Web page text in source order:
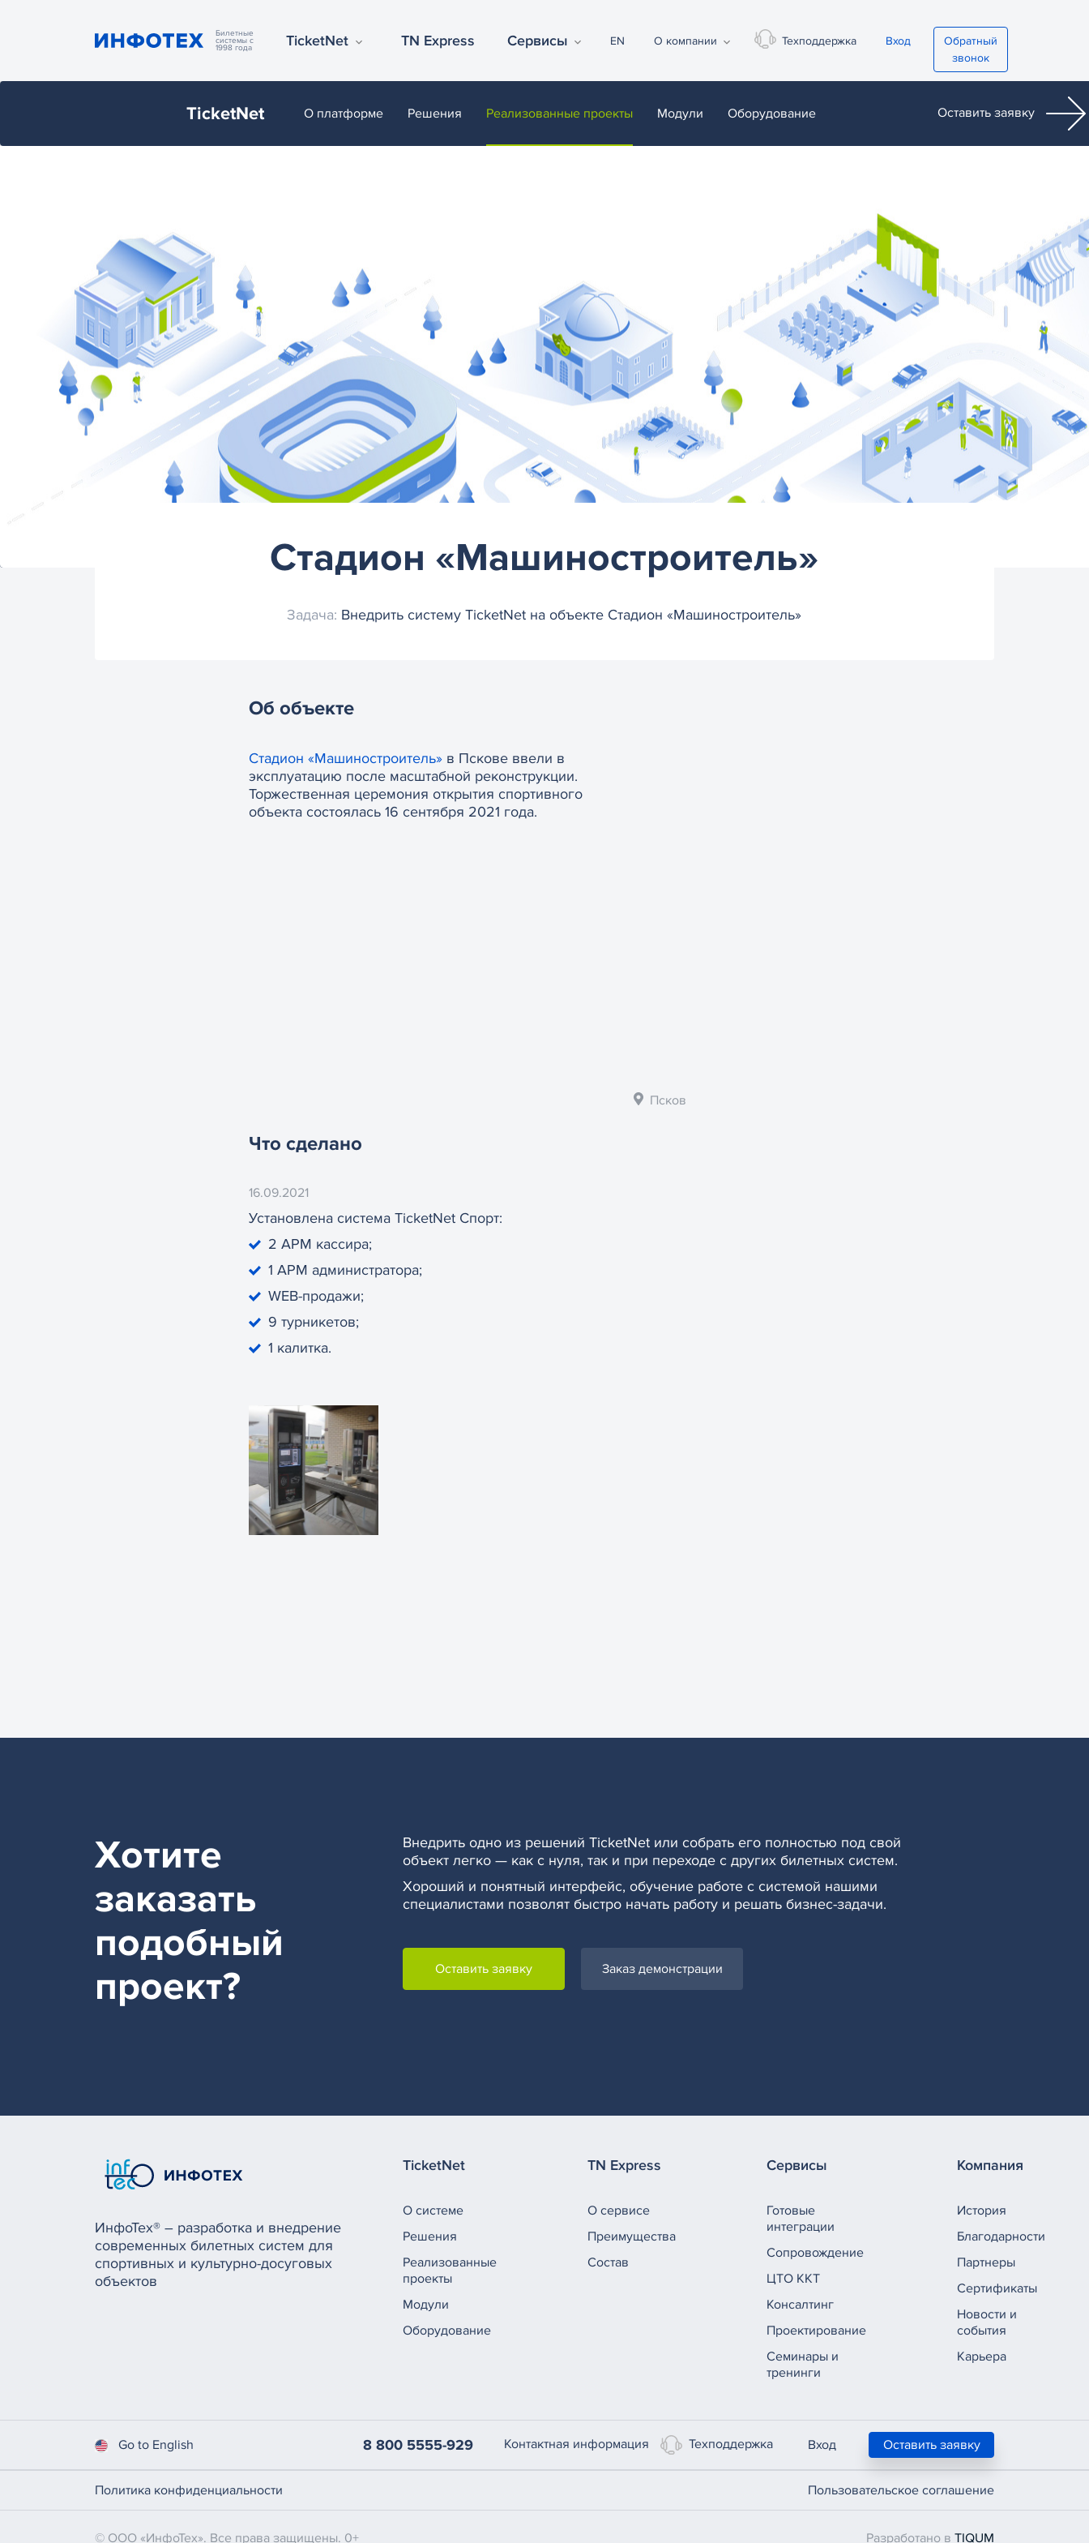
Билетные
системы с
1998 года TicketNet TN Express Сервисы EN О компании Техподдержка Вход
Обратный
звонок
TicketNet О платформе Решения Реализованные проекты Модули Оборудование Оставить заявку
Стадион «Машиностроитель»
Задача: Внедрить систему TicketNet на объекте Стадион «Машиностроитель»
Об объекте
Стадион «Машиностроитель» в Пскове ввели в
эксплуатацию после масштабной реконструкции.
Торжественная церемония открытия спортивного
объекта состоялась 16 сентября 2021 года.
Псков
Что сделано
16.09.2021
Установлена система TicketNet Спорт:
2 АРМ кассира;
1 АРМ администратора;
WEB-продажи;
9 турникетов;
1 калитка.
Хотите
заказать
подобный
проект?
Внедрить одно из решений TicketNet или собрать его полностью под свой
объект легко — как с нуля, так и при переходе с других билетных систем.
Хороший и понятный интерфейс, обучение работе с системой нашими
специалистами позволят быстро начать работу и решать бизнес-задачи.
Оставить заявку Заказ демонстрации
ИнфоТех® – разработка и внедрение
современных билетных систем для
спортивных и культурно-досуговых
объектов
TicketNet
О системе
Решения
Реализованные
проекты
Модули
Оборудование
TN Express
О сервисе
Преимущества
Состав
Сервисы
Готовые
интеграции
Сопровождение
ЦТО ККТ
Консалтинг
Проектирование
Семинары и
тренинги
Компания
История
Благодарности
Партнеры
Сертификаты
Новости и
события
Карьера
Go to English 8 800 5555-929 Контактная информация Техподдержка Вход Оставить заявку
Политика конфиденциальности Пользовательское соглашение
© ООО «ИнфоТех». Все права защищены. 0+ Разработано в TIQUM